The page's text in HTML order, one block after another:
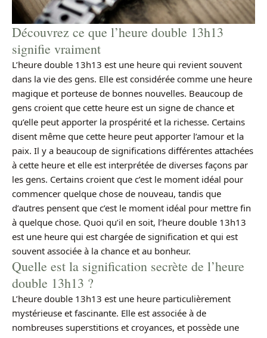
Découvrez ce que l’heure double 13h13
signifie vraiment
L’heure double 13h13 est une heure qui revient souvent
dans la vie des gens. Elle est considérée comme une heure
magique et porteuse de bonnes nouvelles. Beaucoup de
gens croient que cette heure est un signe de chance et
qu’elle peut apporter la prospérité et la richesse. Certains
disent même que cette heure peut apporter l’amour et la
paix. Il y a beaucoup de significations différentes attachées
à cette heure et elle est interprétée de diverses façons par
les gens. Certains croient que c’est le moment idéal pour
commencer quelque chose de nouveau, tandis que
d’autres pensent que c’est le moment idéal pour mettre fin
à quelque chose. Quoi qu’il en soit, l’heure double 13h13
est une heure qui est chargée de signification et qui est
souvent associée à la chance et au bonheur.
Quelle est la signification secrète de l’heure
double 13h13 ?
L’heure double 13h13 est une heure particulièrement
mystérieuse et fascinante. Elle est associée à de
nombreuses superstitions et croyances, et possède une